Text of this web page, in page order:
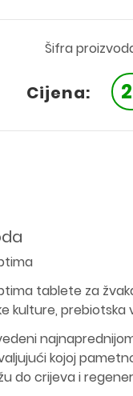
Šifra
Cijena:
tablete za
kulture, prebiotska
kojoj
do crijeva i